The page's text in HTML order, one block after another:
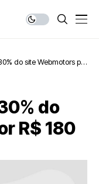
do site Webmotors por
do
R$ 180